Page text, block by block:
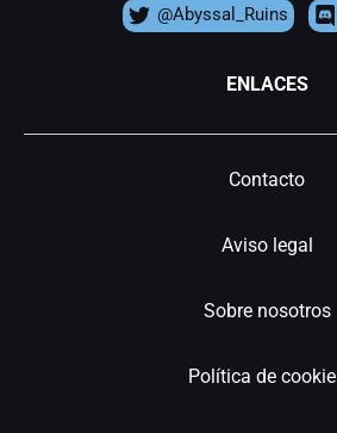
@Abyssal_Ruins
ENLACES
Contacto
Aviso legal
Sobre nosotros
Política de